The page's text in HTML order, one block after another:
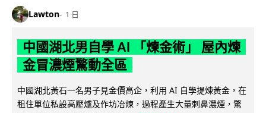
Lawton 1 日
中國湖北男自學 AI 「煉金術」 屋內煉
金冒濃煙驚動全區
中國湖北黃石一名男子見金價高企，利用 AI 自學提煉黃金，在
租住單位私設高壓爐及作坊冶煉，過程產生大量刺鼻濃煙，驚